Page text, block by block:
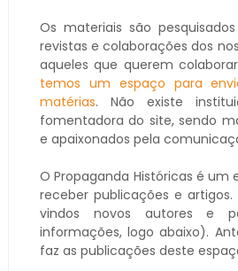
Os materiais são
revistas e colaborações dos
aqueles que querem
temos um espaço para
matérias. Não existe
fomentadora do site, sendo
e apaixonados pela
O Propaganda Históricas é um
receber publicações e
vindos novos autores e
informações, logo abaixo).
faz as publicações deste